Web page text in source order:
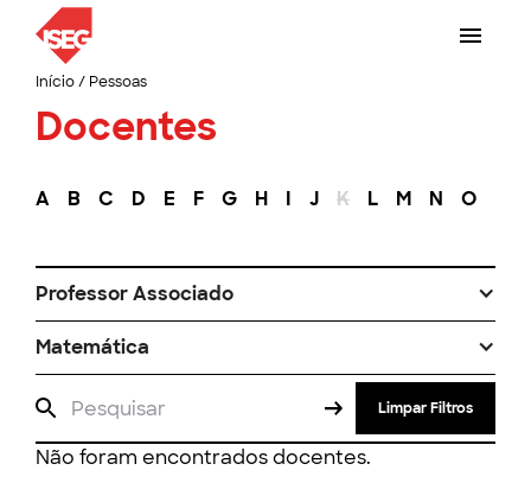
Início/ Pessoas
Docentes
A B C D E F G H I J K L M N O
Professor Associado
Matemática
Limpar Filtros
Não foram encontrados docentes.